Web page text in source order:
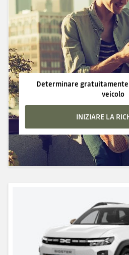
Determinare
veicolo
INIZIARE LA